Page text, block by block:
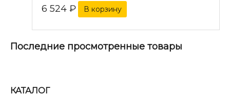
КАТАЛОГ
6 524 ₽ В корзину
Последние просмотренные товары